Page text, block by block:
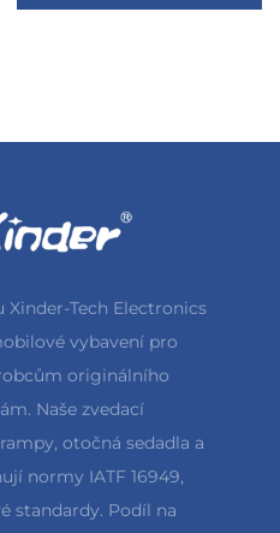
Xinder-Tech Electronics
vybavení pro
originálního
Naše zvedací
otočná sedadla a
normy IATF 16949,
standardy. Podíl na